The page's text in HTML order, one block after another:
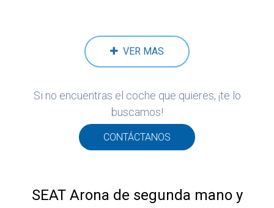
VER MAS
Si no encuentras el coche que quieres, ¡te lo
buscamos!
CONTÁCTANOS
SEAT Arona de segunda mano y